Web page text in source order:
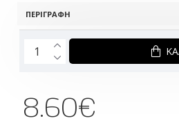
ΠΕΡΙΓΡΑΦΉ
8.60€